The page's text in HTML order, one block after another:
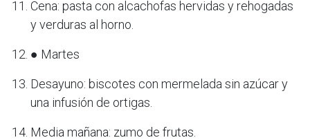
Cena: pasta con alcachofas hervidas y rehogadas
y verduras al horno.
● Martes
Desayuno: biscotes con mermelada sin azúcar y
una infusión de ortigas.
Media mañana: zumo de frutas.